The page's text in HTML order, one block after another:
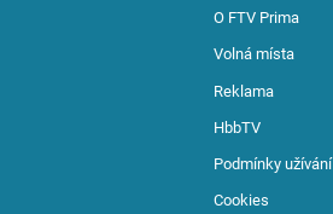
O FTV Prima
Volná místa
Reklama
HbbTV
Podmínky užívání
Cookies